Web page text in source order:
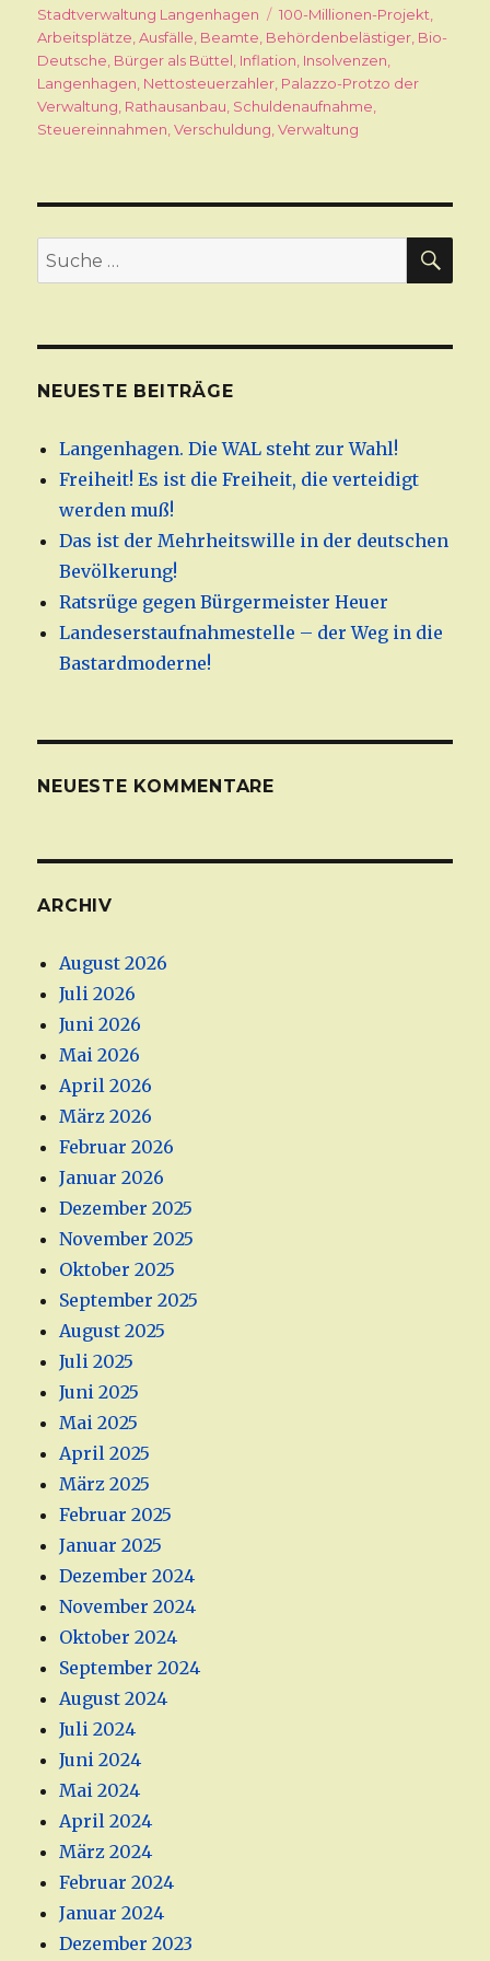
am
Stadtverwaltung Langenhagen
Schlagwörter
100-Millionen-Projekt
Arbeitsplätze ,Ausfälle Beamte Behördenbelästiger Bio-
Deutsche Bürger als Büttel Inflation Insolvenzen
Langenhagen Nettosteuerzahler Palazzo-Protzo der
Verwaltung Rathausanbau Schuldenaufnahme
Steuereinnahmen ,Verschuldung ,Verwaltung
Suche
nach:
NEUESTE BEITRÄGE
Langenhagen. Die WAL steht zur Wahl!
Freiheit! Es ist die Freiheit, die verteidigt
werden muß!
Das ist der Mehrheitswille in der deutschen
Bevölkerung!
Ratsrüge gegen Bürgermeister Heuer
Landeserstaufnahmestelle – der Weg in die
Bastardmoderne!
NEUESTE KOMMENTARE
ARCHIV
August 2026
Juli 2026
Juni 2026
Mai 2026
April 2026
März 2026
Februar 2026
Januar 2026
Dezember 2025
November 2025
Oktober 2025
September 2025
August 2025
Juli 2025
Juni 2025
Mai 2025
April 2025
März 2025
Februar 2025
Januar 2025
Dezember 2024
November 2024
Oktober 2024
September 2024
August 2024
Juli 2024
Juni 2024
Mai 2024
April 2024
März 2024
Februar 2024
Januar 2024
Dezember 2023